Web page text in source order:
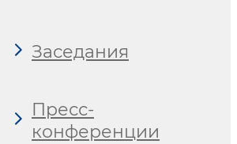
Заседания
Пресс-
конференции